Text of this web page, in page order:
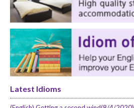
Latest Idioms